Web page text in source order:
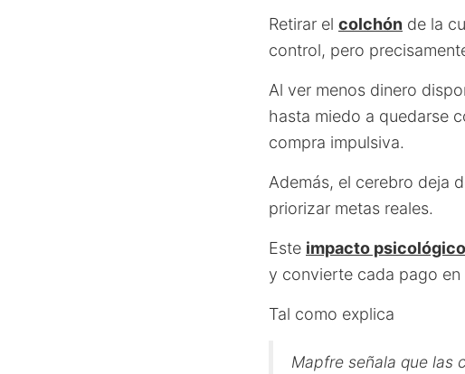
Retirar el colchón de la
control, pero
Al ver menos dinero
hasta miedo a quedarse
compra impulsiva.
Además, el cerebro deja
priorizar metas reales.
Este impacto psicológico
y convierte cada pago
Tal como explica
Mapfre señala que las